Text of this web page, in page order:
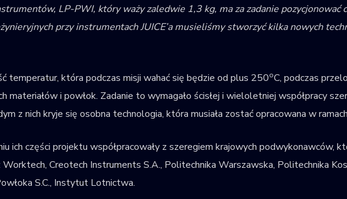
LP-PWI, który waży zaledwie 1,3 kg, ma za zadanie
przy instrumentach JUICE’a musieliśmy stworzyć kilka nowych
temperatur, która podczas misji wahać się będzie od plus 250oC, podczas
materiałów i powłok. Zadanie to wymagało ścisłej i wieloletniej współpracy
z nich kryje się osobna technologia, która musiała zostać opracowana w
ich części projektu współpracowały z szeregiem krajowych podwykonawców,
Creotech Instruments S.A., Politechnika Warszawska, Politechnika
S.C., Instytut Lotnictwa.